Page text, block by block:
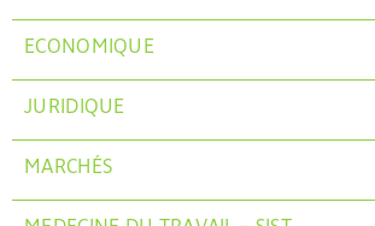
ECONOMIQUE
JURIDIQUE
MARCHÉS